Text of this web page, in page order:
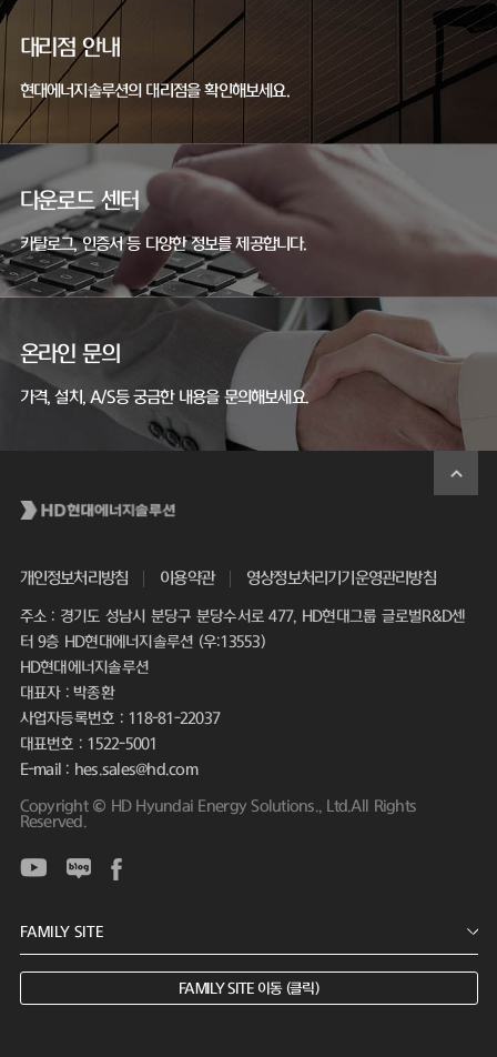
대리점 안내
현대에너지솔루션의 대리점을 확인해보세요.
다운로드 센터
카탈로그, 인증서 등 다양한 정보를 제공합니다.
온라인 문의
가격, 설치, A/S등 궁금한 내용을 문의해보세요.
개인정보처리방침 이용약관 영상정보처리기기운영관리방침
주소 : 경기도 성남시 분당구 분당수서로 477, HD현대그룹 글로벌R&D센
터 9층 HD현대에너지솔루션 (우:13553)
HD현대에너지솔루션
대표자 : 박종환
사업자등록번호 : 118-81-22037
대표번호 : 1522-5001
E-mail : hes.sales@hd.com
Copyright © HD Hyundai Energy Solutions., Ltd.All Rights
Reserved.
FAMILY SITE 이동 (클릭)